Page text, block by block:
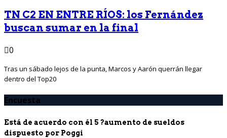
TN C2 EN ENTRE RÍOS: los Fernández
buscan sumar en la final
0
Tras un sábado lejos de la punta, Marcos y Aarón querrán llegar
dentro del Top20
Encuesta
Está de acuerdo con él 5 ?aumento de sueldos
dispuesto por Poggi